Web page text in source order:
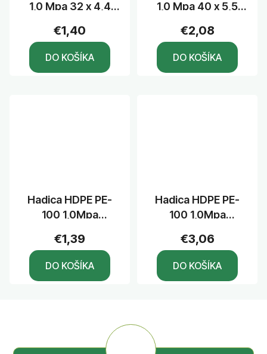
1,0 Mpa 32 x 4,4
€1,40
DO KOŠÍKA
1,0 Mpa 40 x 5,5
€2,08
DO KOŠÍKA
Hadica HDPE PE-
100 1,0Mpa
100m
€1,39
DO KOŠÍKA
Hadica HDPE PE-
100 1,0Mpa
100m
€3,06
DO KOŠÍKA